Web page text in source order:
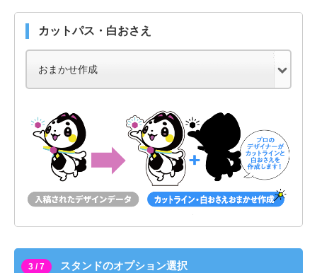
カットパス・白おさえ
3 / 7 スタンドのオプション選択